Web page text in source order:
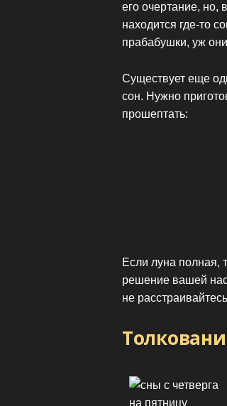
его очертание, но,
находится где-то
прабабушки, уж
Существует еще
сон. Нужно
прошептать:
Если луна полная,
решение вашей
не